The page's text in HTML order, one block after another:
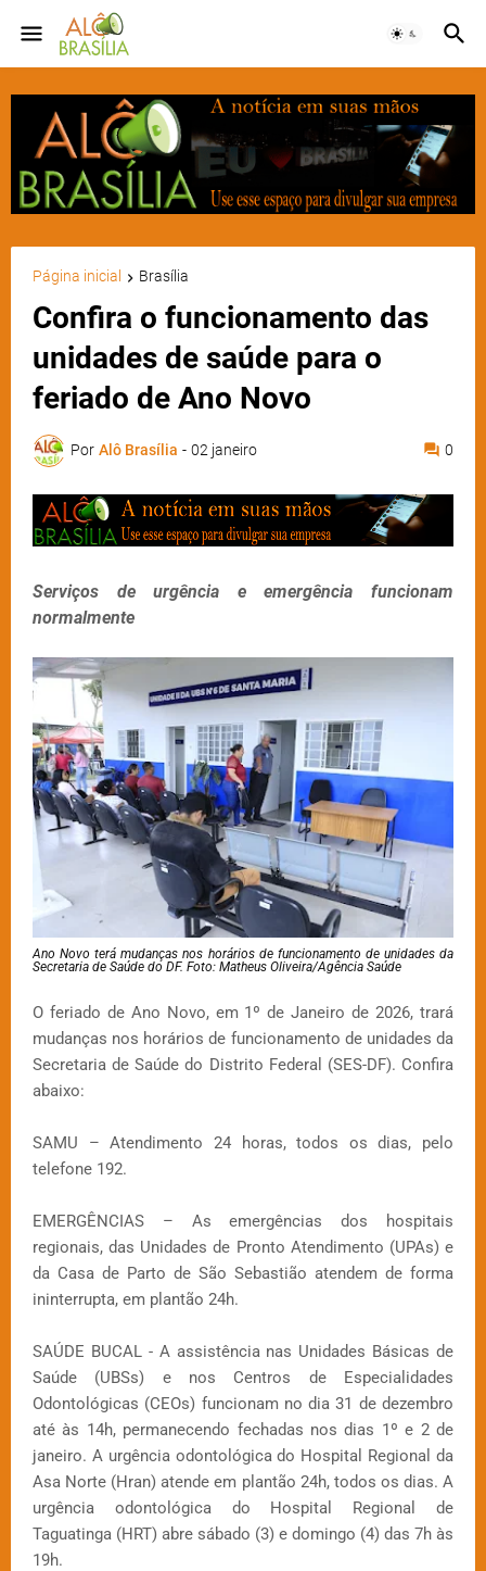
Página inicial Brasília
Confira o funcionamento das
unidades de saúde para o
feriado de Ano Novo
Por Alô Brasília - 02 janeiro 0
Serviços de urgência e emergência funcionam
normalmente
Ano Novo terá mudanças nos horários de funcionamento de unidades da
Secretaria de Saúde do DF. Foto: Matheus Oliveira/Agência Saúde
O feriado de Ano Novo, em 1º de Janeiro de 2026, trará
mudanças nos horários de funcionamento de unidades da
Secretaria de Saúde do Distrito Federal (SES-DF). Confira
abaixo:
SAMU – Atendimento 24 horas, todos os dias, pelo
telefone 192.
EMERGÊNCIAS – As emergências dos hospitais
regionais, das Unidades de Pronto Atendimento (UPAs) e
da Casa de Parto de São Sebastião atendem de forma
ininterrupta, em plantão 24h.
SAÚDE BUCAL - A assistência nas Unidades Básicas de
Saúde (UBSs) e nos Centros de Especialidades
Odontológicas (CEOs) funcionam no dia 31 de dezembro
até às 14h, permanecendo fechadas nos dias 1º e 2 de
janeiro. A urgência odontológica do Hospital Regional da
Asa Norte (Hran) atende em plantão 24h, todos os dias. A
urgência odontológica do Hospital Regional de
Taguatinga (HRT) abre sábado (3) e domingo (4) das 7h às
19h.